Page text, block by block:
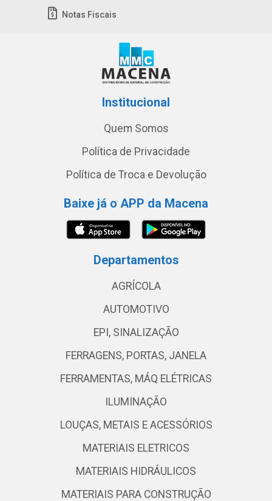
Notas Fiscais
Institucional
Quem Somos
Política de Privacidade
Política de Troca e Devolução
Baixe já o APP da Macena
Departamentos
AGRÍCOLA
AUTOMOTIVO
EPI, SINALIZAÇÃO
FERRAGENS, PORTAS, JANELA
FERRAMENTAS, MÁQ ELÉTRICAS
ILUMINAÇÃO
LOUÇAS, METAIS E ACESSÓRIOS
MATERIAIS ELETRICOS
MATERIAIS HIDRÁULICOS
MATERIAIS PARA CONSTRUÇÃO